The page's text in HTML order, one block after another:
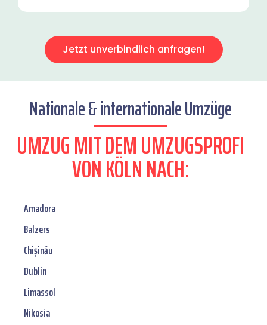
Jetzt unverbindlich anfragen!
Nationale & internationale Umzüge
UMZUG MIT DEM UMZUGSPROFI
VON KÖLN NACH:
Amadora
Balzers
Chișinău
Dublin
Limassol
Nikosia